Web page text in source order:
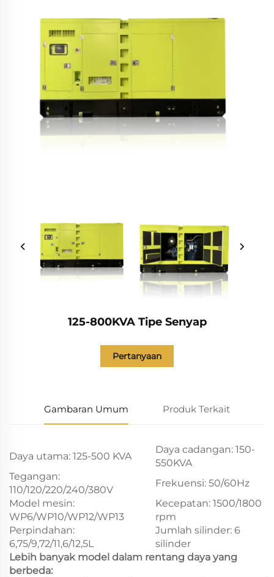
125-800KVA Tipe Senyap
Pertanyaan
Gambaran Umum Produk Terkait
Daya utama: 125-500 KVA
Daya cadangan: 150-
550KVA
Tegangan:
110/120/220/240/380V
Frekuensi: 50/60Hz
Model mesin:
WP6/WP10/WP12/WP13
Kecepatan: 1500/1800
rpm
Perpindahan:
6,75/9,72/11,6/12,5L
Jumlah silinder: 6
silinder
Lebih banyak model dalam rentang daya yang
berbeda: